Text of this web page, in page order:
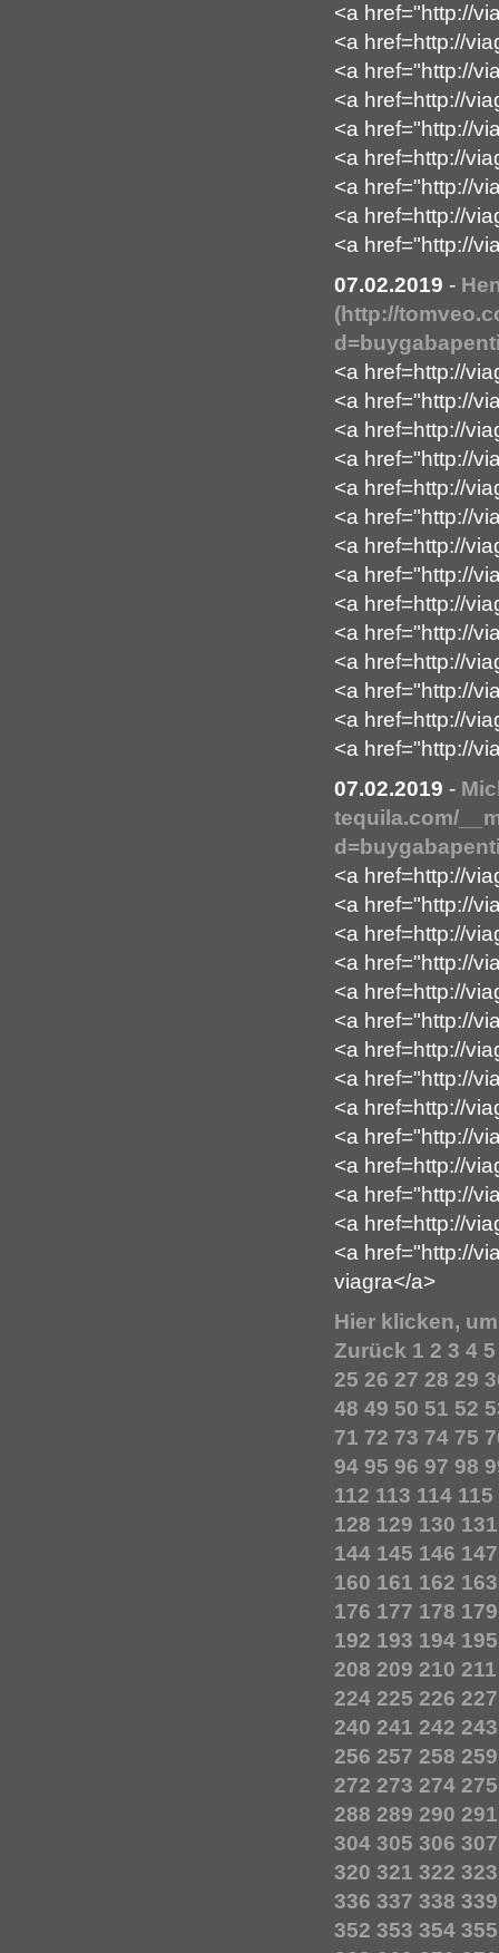
<a href="http://
<a href=http://
<a href="http://
<a href=http://
<a href="http://
<a href=http://
<a href="http://
<a href=http://
<a href="http://
07.02.2019 -
(http://
<a href=http://
<a href="http://
<a href=http://
<a href="http://
<a href=http://
<a href="http://
<a href=http://
<a href="http://
<a href=http://
<a href="http://
<a href=http://
<a href="http://
<a href=http://
<a href="http://
07.02.2019 -
tequila.com/
<a href=http://
<a href="http://
<a href=http://
<a href="http://
<a href=http://
<a href="http://
<a href=http://
<a href="http://
<a href=http://
<a href="http://
<a href=http://
<a href="http://
<a href=http://
<a href="http://
viagra</a>
Hier klicken,
Zurück 1 2 3 4 5
25 26 27 28 29
48 49 50 51 52
71 72 73 74 75
94 95 96 97 98
112 113 114 115
128 129 130 131
144 145 146 147
160 161 162 163
176 177 178 179
192 193 194 195
208 209 210 211
224 225 226 227
240 241 242 243
256 257 258 259
272 273 274 275
288 289 290 291
304 305 306 307
320 321 322 323
336 337 338 339
352 353 354 355